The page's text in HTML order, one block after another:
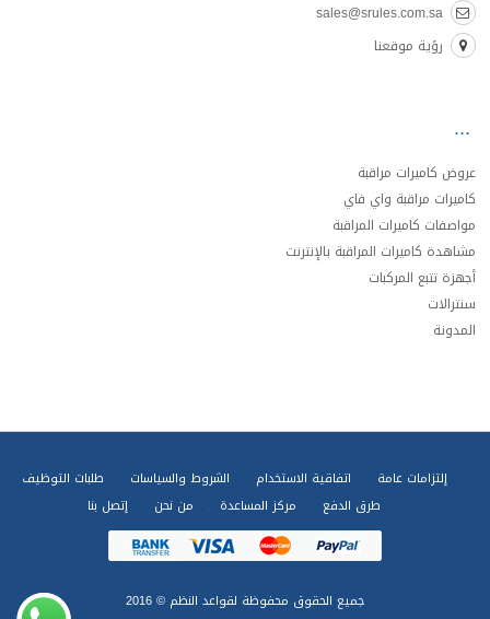
sales@srules.com.sa
رؤية موقعنا
عروض كاميرات مراقبة
كاميرات مراقبة واي فاي
مواصفات كاميرات المراقبة
مشاهدة كاميرات المراقبة بالإنترنت
أجهزة تتبع المركبات
سنترالات
المدونة
إلتزامات عامة اتفاقية الاستخدام الشروط والسياسات
طلبات التوظيف
طرق الدفع
مركز المساعدة من نحن إتصل بنا
جميع الحقوق محفوظة لقواعد النظم © 2016